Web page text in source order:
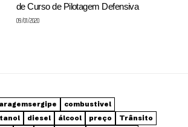
de Curso de Pilotagem Defensiva
09/01/2020
combustivel
diesel álcool preço
Trânsito